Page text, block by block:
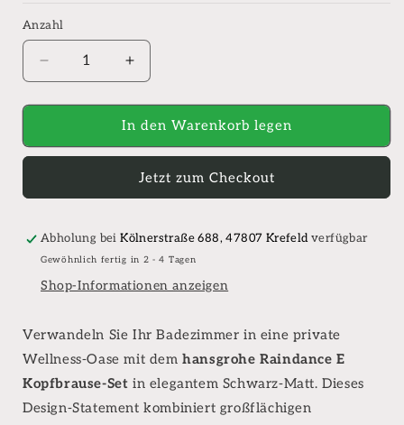
Anzahl
Anzahl
Verringere
die
Menge
hansgrohe
Kopfbrause-
1
Strahlart
schwarz
matt
Erhöhe
die
Menge
für
hansgrohe
Kopfbrause-
1
Strahlart
schwarz
matt
In den Warenkorb legen
Jetzt zum Checkout
Abholung beiKölnerstraße 688, 47807 Krefeldverfügbar
Gewöhnlich fertig in 2 - 4 Tagen
Shop-Informationen anzeigen
Verwandeln Sie Ihr Badezimmer in eine private
Wellness-Oase mit demhansgrohe Raindance E
Kopfbrause-Set in elegantem Schwarz-Matt. Dieses
Design-Statement kombiniert großflächigen